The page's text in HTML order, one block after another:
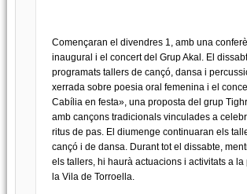
Començaran el divendres 1, amb una
inaugural i el concert del Grup Akal. El
programats tallers de cançó, dansa i
xerrada sobre poesia oral femenina i el
Cabília en festa», una proposta del grup
amb cançons tradicionals vinculades a
ritus de pas. El diumenge continuaran els
cançó i de dansa. Durant tot el dissabte,
els tallers, hi haurà actuacions i activitats a la
la Vila de Torroella.